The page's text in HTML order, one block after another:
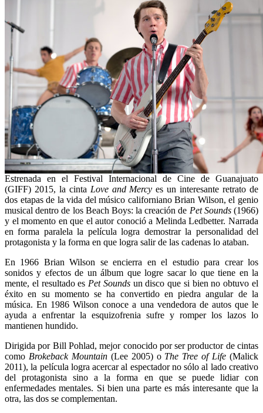
Estrenada en el Festival Internacional de Cine de Guanajuato
(GIFF) 2015, la cinta Love and Mercy es un interesante retrato de
dos etapas de la vida del músico californiano Brian Wilson, el genio
musical dentro de los Beach Boys: la creación de Pet Sounds(1966)
y el momento en que el autor conoció a Melinda Ledbetter. Narrada
en forma paralela la película logra demostrar la personalidad del
protagonista y la forma en que logra salir de las cadenas lo ataban.
En 1966 Brian Wilson se encierra en el estudio para crear los
sonidos y efectos de un álbum que logre sacar lo que tiene en la
mente, el resultado es Pet Soundsun disco que si bien no obtuvo el
éxito en su momento se ha convertido en piedra angular de la
música. En 1986 Wilson conoce a una vendedora de autos que le
ayuda a enfrentar la esquizofrenia sufre y romper los lazos lo
mantienen hundido.
Dirigida por Bill Pohlad, mejor conocido por ser productor de cintas
como Brokeback Mountain(Lee 2005) o The Tree of Life (Malick
2011), la película logra acercar al espectador no sólo al lado creativo
del protagonista sino a la forma en que se puede lidiar con
enfermedades mentales. Si bien una parte es más interesante que la
otra, las dos se complementan.